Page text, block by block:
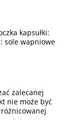
kapsułki:
sole wapniowe
zalecanej
nie może być